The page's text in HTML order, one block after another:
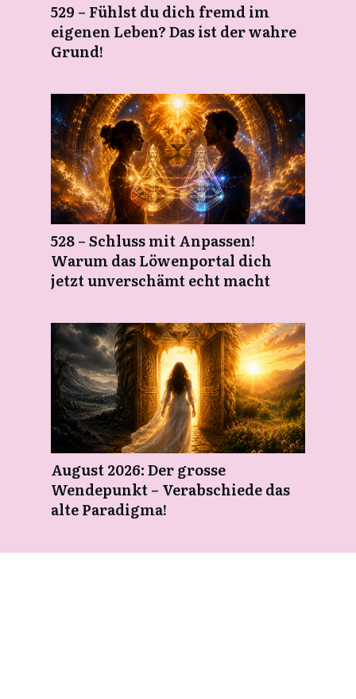
529 – Fühlst du dich fremd im
eigenen Leben? Das ist der wahre
Grund!
528 – Schluss mit Anpassen!
Warum das Löwenportal dich
jetzt unverschämt echt macht
August 2026: Der grosse
Wendepunkt – Verabschiede das
alte Paradigma!